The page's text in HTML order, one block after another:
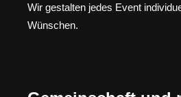
Wir gestalten jedes Event
Wünschen.